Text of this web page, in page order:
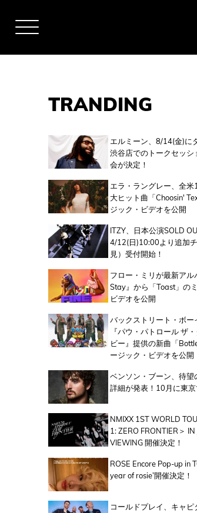
TRANDING
エルミーン、8/14(金)に
渋谷店でのトークセッシ
会が決定！
エラ・ラングレー、全米
大ヒット曲「Choosin'
ジック・ビデオを公開
ITZY、日本公演SOLD
4/12(日)10:00より追加
見）受付開始！
フロー・ミリが最新アル
Stay』から「Toast」の
ビデオを公開
バックストリート・ボー
『パウ・パトロール ザ
ビー』提供の新曲「
ージック・ビデオを公開
ベンソン・ブーン、待望
詳細が発表！10月に東京
NMIXX 1ST WORLD
1: ZERO FRONTIER＞ IN
VIEWING 開催決定！
ROSE Encore Pop-up in
year of rosie’開催決定！
コールドプレイ、キャピ